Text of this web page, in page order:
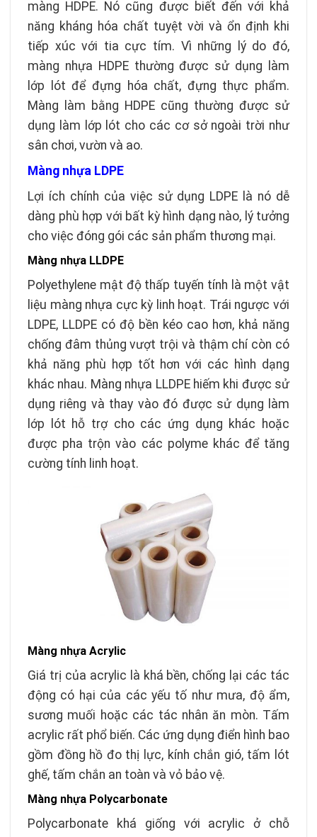
màng HDPE. Nó cũng được biết đến với khả
năng kháng hóa chất tuyệt vời và ổn định khi
tiếp xúc với tia cực tím. Vì những lý do đó,
màng nhựa HDPE thường được sử dụng làm
lớp lót để đựng hóa chất, đựng thực phẩm.
Màng làm bằng HDPE cũng thường được sử
dụng làm lớp lót cho các cơ sở ngoài trời như
sân chơi, vườn và ao.
Màng nhựa LDPE
Lợi ích chính của việc sử dụng LDPE là nó dễ
dàng phù hợp với bất kỳ hình dạng nào, lý tưởng
cho việc đóng gói các sản phẩm thương mại.
Màng nhựa LLDPE
Polyethylene mật độ thấp tuyến tính là một vật
liệu màng nhựa cực kỳ linh hoạt. Trái ngược với
LDPE, LLDPE có độ bền kéo cao hơn, khả năng
chống đâm thủng vượt trội và thậm chí còn có
khả năng phù hợp tốt hơn với các hình dạng
khác nhau. Màng nhựa LLDPE hiếm khi được sử
dụng riêng và thay vào đó được sử dụng làm
lớp lót hỗ trợ cho các ứng dụng khác hoặc
được pha trộn vào các polyme khác để tăng
cường tính linh hoạt.
Màng nhựa Acrylic
Giá trị của acrylic là khá bền, chống lại các tác
động có hại của các yếu tố như mưa, độ ẩm,
sương muối hoặc các tác nhân ăn mòn. Tấm
acrylic rất phổ biến. Các ứng dụng điển hình bao
gồm đồng hồ đo thị lực, kính chắn gió, tấm lót
ghế, tấm chắn an toàn và vỏ bảo vệ.
Màng nhựa Polycarbonate
Polycarbonate khá giống với acrylic ở chỗ